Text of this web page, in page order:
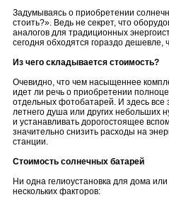
Задумываясь о приобретении
стоить?». Ведь не секрет, что
аналогов для традиционных
сегодня обходятся гораздо дешевле,
Из чего складывается стоимость?
Очевидно, что чем насыщеннее
идет ли речь о приобретении
отдельных фотобатарей. И здесь все
летнего душа или других небольших
и устанавливать дорогостоящее
значительно снизить расходы на
станции.
Стоимость солнечных батарей
Ни одна гелиоустановка для дома
нескольких факторов: